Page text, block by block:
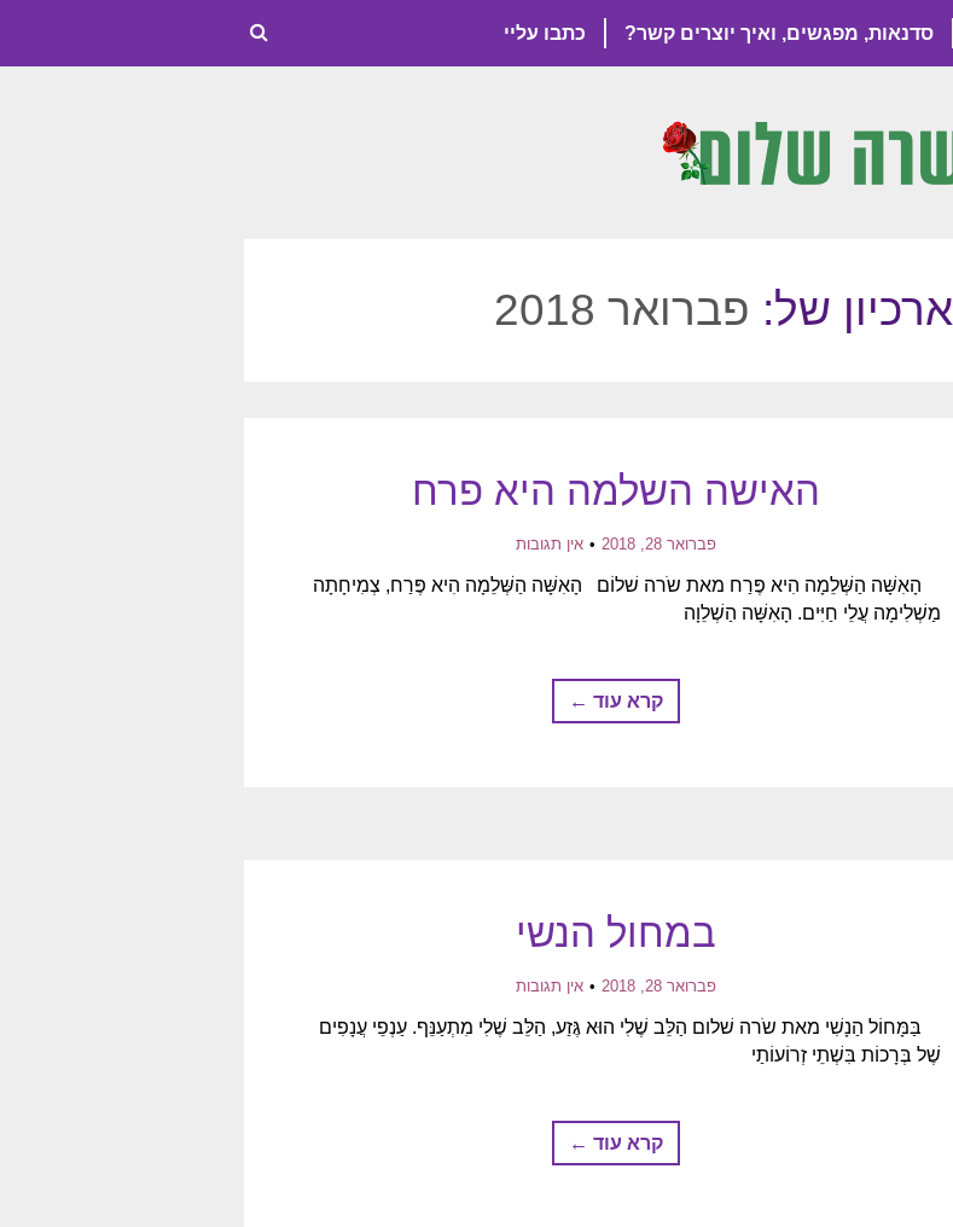
סדנאות, מפגשים, ואיך יוצרים קשר? כתבו עליי
ארכיון של: פברואר 2018
האישה השלמה היא פרח
פברואר 28, 2018 אין תגובות
הָאִשָּׁה הַשְּׁלֵמָה הִיא פֶּרַח מאת שֹרה שׁלוֹם הָאִשָּׁה הַשְּׁלֵמָה הִיא פֶּרַח, צְמִיחָתָה
מַשְׁלִימָה עֲלֵי חַיִּים. הָאִשָּׁה הַשְׁלֵוָה
קרא עוד ←
במחול הנשי
פברואר 28, 2018 אין תגובות
בַּמָּחוֹל הַנָשִׁי מאת שֹרה שׁלום הַלֵּב שֶׁלִי הוּא גֶּזַע, הַלֵּב שֶׁלִי מִתְעַנֵּף. עַנְפֵי עֲנָפִים
שֶׁל בְּרָכוֹת בִּשְׁתֵי זְרוֹעוֹתַי
קרא עוד ←